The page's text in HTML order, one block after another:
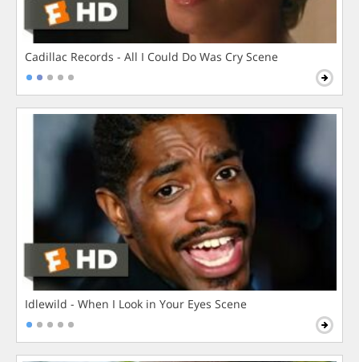
Cadillac Records - All I Could Do Was Cry Scene
Idlewild - When I Look in Your Eyes Scene